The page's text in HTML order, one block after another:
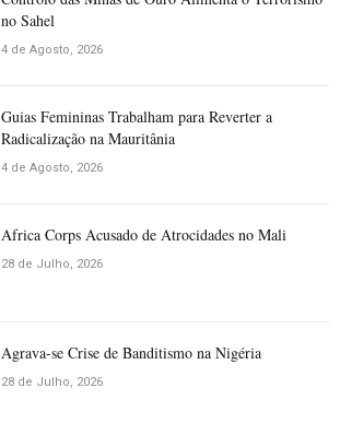
no Sahel
4 de Agosto, 2026
Guias Femininas Trabalham para Reverter a
Radicalização na Mauritânia
4 de Agosto, 2026
Africa Corps Acusado de Atrocidades no Mali
28 de Julho, 2026
Agrava-se Crise de Banditismo na Nigéria
28 de Julho, 2026